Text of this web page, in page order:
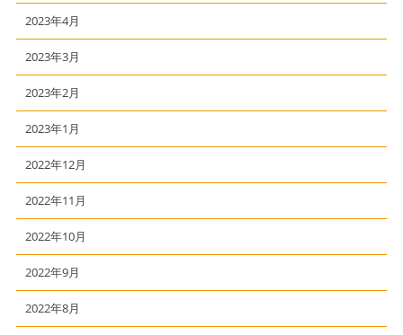
2023年4月
2023年3月
2023年2月
2023年1月
2022年12月
2022年11月
2022年10月
2022年9月
2022年8月